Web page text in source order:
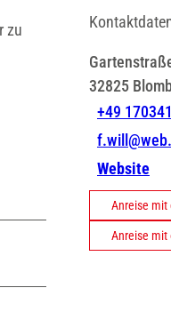
zu
32825
+49
Website
Anreise mit
Anreise mit